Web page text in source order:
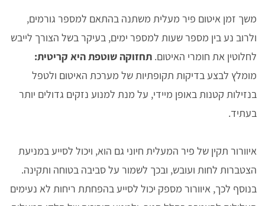
משך זמן איטום פיר מעלית משתנה בהתאם למספר גורמים,
ולרוב נע בין מספר שעות למספר ימים, בעיקר בשל הצורך לייבש
לחלוטין את חומרי האיטום. תחזוקה שוטפת היא קריטית:
מומלץ לבצע בדיקות תקופתיות של מערכת האיטום ולטפל
בנזילות קטנות באופן מיידי, על מנת למנוע נזקים גדולים יותר
בעתיד.
איוורור תקין של פיר המעלית חיוני גם הוא, ויכול לסייע במניעת
הצטברות לחות ועובש, ובכך לשמור על סביבה בטוחה ותקינה.
בנוסף לכך, איוורור מספק יכול לסייע בהפחתת ריחות לא נעימים